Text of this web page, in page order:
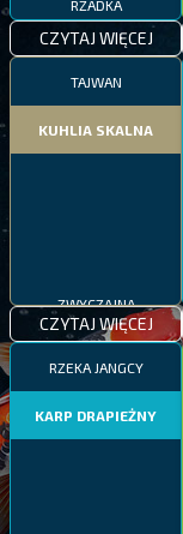
RZADKA
CZYTAJ WIĘCEJ
TAJWAN
KUHLIA SKALNA
CZYTAJ WIĘCEJ
RZEKA JANGCY
KARP DRAPIEŻNY